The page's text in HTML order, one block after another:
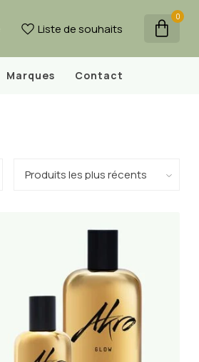
Liste de souhaits
0
Marques Contact